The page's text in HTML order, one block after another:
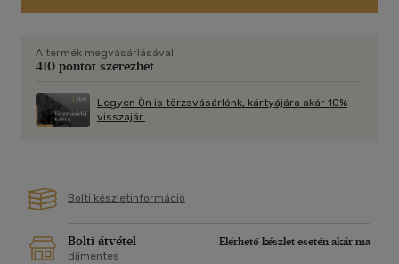
A termék megvásárlásával
410 pontot szerezhet
Legyen Ön is törzsvásárlónk, kártyájára akár 10%
visszajár.
Bolti készletinformáció
Bolti átvétel
Elérhető készlet esetén akár ma
díjmentes